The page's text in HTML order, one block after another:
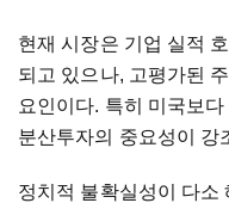
현재 시장은 기업 실적
되고 있으나, 고평가된
요인이다. 특히 미국보
분산투자의 중요성이 강
정치적 불확실성이 다소